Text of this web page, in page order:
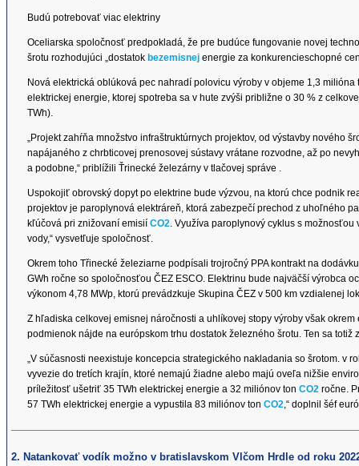
Budú potrebovať viac elektriny
Oceliarska spoločnosť predpokladá, že pre budúce fungovanie novej
šrotu rozhodujúci „dostatok bezemisnej energie za konkurencieschopné
Nová elektrická oblúková pec nahradí polovicu výroby v objeme 1,3
elektrickej energie, ktorej spotreba sa v hute zvýši približne o 30 % z
TWh).
„Projekt zahŕňa množstvo infraštruktúrnych projektov, od výstavby nového
napájaného z chrbticovej prenosovej sústavy vrátane rozvodne, až po
a podobne,“ priblížili Ťrinecké železárny v tlačovej správe .
Uspokojiť obrovský dopyt po elektrine bude výzvou, na ktorú chce podnik
projektov je paroplynová elektráreň, ktorá zabezpečí prechod z uhoľného
kľúčová pri znižovaní emisií CO2. Využíva paroplynový cyklus s
vody,“ vysvetľuje spoločnosť.
Okrem toho Třinecké železiarne podpísali trojročný PPA kontrakt na
GWh ročne so spoločnosťou ČEZ ESCO. Elektrinu bude najväčší výrobca
výkonom 4,78 MWp, ktorú prevádzkuje Skupina ČEZ v 500 km vzdialenej
Z hľadiska celkovej emisnej náročnosti a uhlíkovej stopy výroby však
podmienok nájde na európskom trhu dostatok železného šrotu. Ten sa totiž
„V súčasnosti neexistuje koncepcia strategického nakladania so šrotom. v
vyvezie do tretích krajín, ktoré nemajú žiadne alebo majú oveľa nižšie
príležitosť ušetriť 35 TWh elektrickej energie a 32 miliónov ton CO2 ročne.
57 TWh elektrickej energie a vypustila 83 miliónov ton CO2,“ doplnil šéf
2. Natankovať vodík možno v bratislavskom Vlčom Hrdle od roku